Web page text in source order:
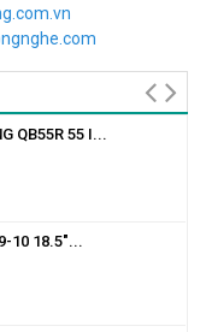
QB55R 55 I...
10 18.5"...